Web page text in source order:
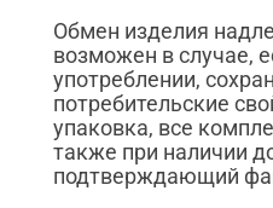
Обмен изделия
возможен в случае,
употреблении,
потребительские
упаковка, все
также при наличии
подтверждающий